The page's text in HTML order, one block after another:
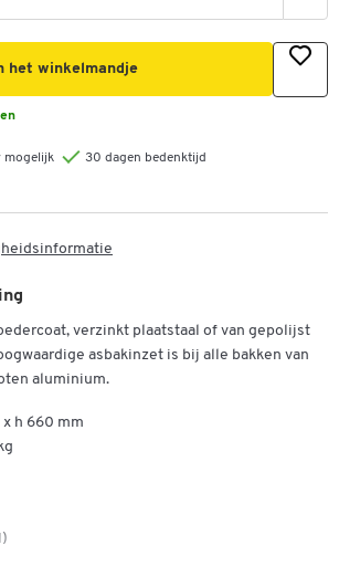
het winkelmandje
mogelijk
30 dagen bedenktijd
verzinkt plaatstaal of van gepolijst
asbakinzet is bij alle bakken van
aluminium.
h 660 mm
om in te zoomen